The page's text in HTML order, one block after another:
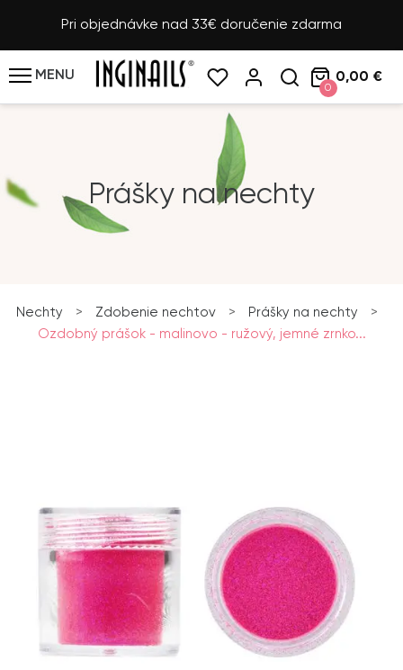
Pri objednávke nad 33€ doručenie zdarma
MENU
0
0,00 €
Prášky na nechty
Nechty > Zdobenie nechtov > Prášky na nechty
>
Ozdobný prášok - malinovo - ružový, jemné zrnko...